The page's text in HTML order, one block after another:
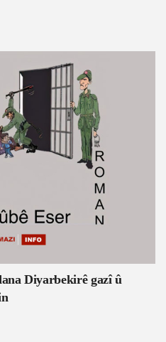
Diyarbekirê gazî û